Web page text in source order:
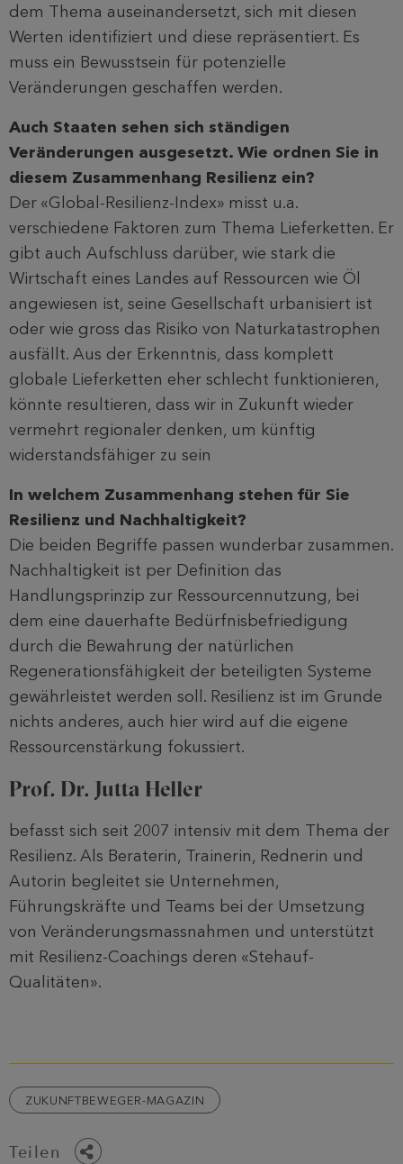
dem Thema auseinandersetzt, sich mit diesen
Werten identifiziert und diese repräsentiert. Es
muss ein Bewusstsein für potenzielle
Veränderungen geschaffen werden.
Auch Staaten sehen sich ständigen
Veränderungen ausgesetzt. Wie ordnen Sie in
diesem Zusammenhang Resilienz ein?
Der «Global-Resilienz-Index» misst u.a.
verschiedene Faktoren zum Thema Lieferketten. Er
gibt auch Aufschluss darüber, wie stark die
Wirtschaft eines Landes auf Ressourcen wie Öl
angewiesen ist, seine Gesellschaft urbanisiert ist
oder wie gross das Risiko von Naturkatastrophen
ausfällt. Aus der Erkenntnis, dass komplett
globale Lieferketten eher schlecht funktionieren,
könnte resultieren, dass wir in Zukunft wieder
vermehrt regionaler denken, um künftig
widerstandsfähiger zu sein
In welchem Zusammenhang stehen für Sie
Resilienz und Nachhaltigkeit?
Die beiden Begriffe passen wunderbar zusammen.
Nachhaltigkeit ist per Definition das
Handlungsprinzip zur Ressourcennutzung, bei
dem eine dauerhafte Bedürfnisbefriedigung
durch die Bewahrung der natürlichen
Regenerationsfähigkeit der beteiligten Systeme
gewährleistet werden soll. Resilienz ist im Grunde
nichts anderes, auch hier wird auf die eigene
Ressourcenstärkung fokussiert.
Prof. Dr. Jutta Heller
befasst sich seit 2007 intensiv mit dem Thema der
Resilienz. Als Beraterin, Trainerin, Rednerin und
Autorin begleitet sie Unternehmen,
Führungskräfte und Teams bei der Umsetzung
von Veränderungsmassnahmen und unterstützt
mit Resilienz-Coachings deren «Stehauf-
Qualitäten».
ZUKUNFTBEWEGER-MAGAZIN
Teilen